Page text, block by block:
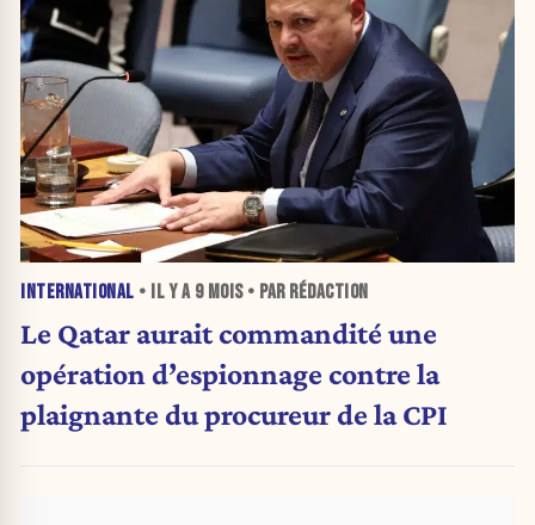
INTERNATIONAL • IL Y A 9 MOIS• PAR RÉDACTION
Le Qatar aurait commandité une
opération d’espionnage contre la
plaignante du procureur de la CPI